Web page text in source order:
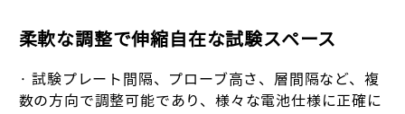
柔軟な調整で伸縮自在な試験スペース
· 試験プレート間隔、プローブ高さ、層間隔など、複
数の方向で調整可能であり、様々な電池仕様に正確に